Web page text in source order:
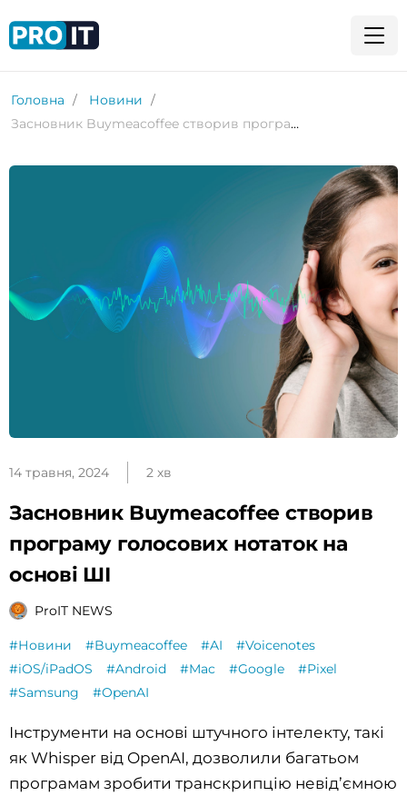
Головна
Новини
Засновник Buymeacoffee створив програму голосових нотаток на основі ШІ
14 травня, 2024 2 хв
Засновник Buymeacoffee створив
програму голосових нотаток на
основі ШІ
ProIT NEWS
#Новини #Buymeacoffee #AI
#Voicenotes
#iOS/iPadOS
#Android #Mac #Google
#Pixel
#Samsung
#OpenAI
Інструменти на основі штучного інтелекту, такі
як Whisper від OpenAI, дозволили багатьом
програмам зробити транскрипцію невід’ємною